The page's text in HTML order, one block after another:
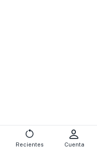
Recientes Cuenta